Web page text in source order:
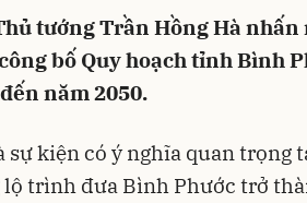
tướng Trần Hồng Hà
bố Quy hoạch tỉnh Bình
năm 2050.
sự kiện có ý nghĩa quan trọng
trình đưa Bình Phước trở